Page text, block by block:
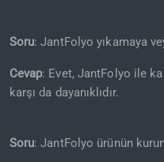
Soru: JantFolyo yıkamaya
Cevap: Evet, JantFolyo ile
karşı da dayanıklıdır.
Soru: JantFolyo ürünün